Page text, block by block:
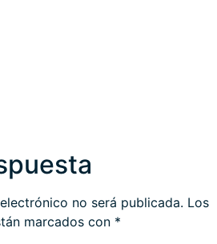
no será publicada. Los
marcados con *